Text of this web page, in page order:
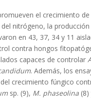
el crecimiento
nitrógeno, la
en 43, 37, 34 y 11
contra hongos
capaces de controlar
. Además, los
crecimiento fúngico
sp. (9), M. phaseolina (8)